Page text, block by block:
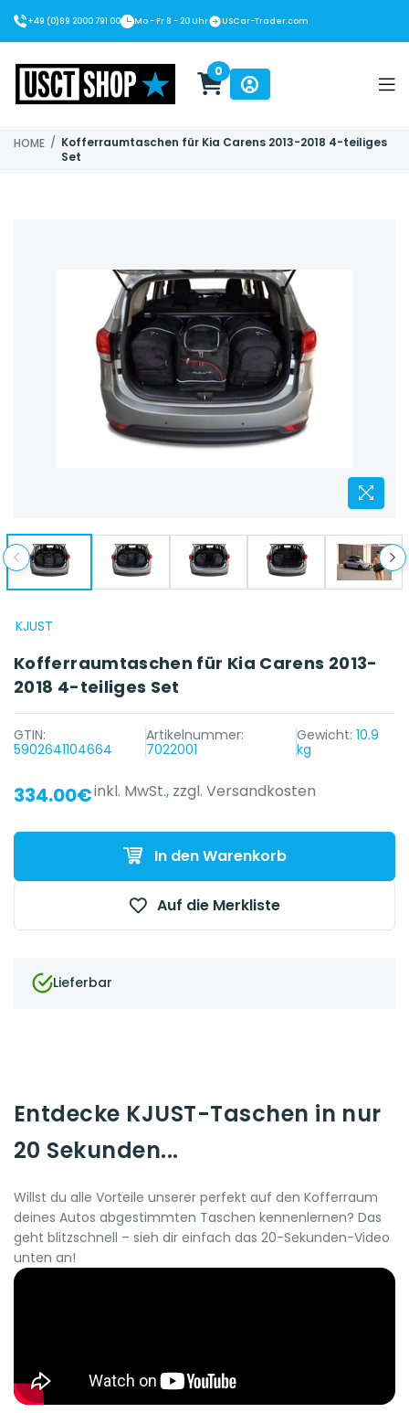
+49 (0)89 2000 791 00 Mo - Fr 8 - 20 Uhr USCar-Trader.com
0
HOME / Kofferraumtaschen für Kia Carens 2013-2018 4-teiliges
Set
KJUST
Kofferraumtaschen für Kia Carens 2013-
2018 4-teiliges Set
GTIN:
5902641104664
Artikelnummer:
7022001
Gewicht:10.9
kg
{{ name }} auf {{ platform }}
334.00€inkl. MwSt., zzgl. Versandkosten
In den Warenkorb
Auf die Merkliste
Lieferbar
Entdecke KJUST-Taschen in nur
20 Sekunden...
Willst du alle Vorteile unserer perfekt auf den Kofferraum
deines Autos abgestimmten Taschen kennenlernen? Das
geht blitzschnell – sieh dir einfach das 20-Sekunden-Video
unten an!